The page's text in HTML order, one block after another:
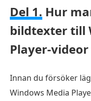
Del 1. Hur
bildtexter till
Player-videor
Innan du försöker
Windows Media